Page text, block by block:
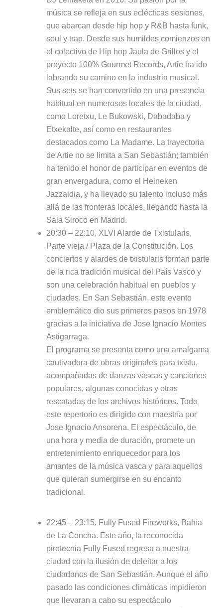
música se refleja en sus eclécticas sesiones,
que abarcan desde hip hop y R&B hasta funk,
soul y trap. Desde sus humildes comienzos en
el colectivo de Hip hop Jaula de Grillos y el
proyecto 100% Gourmet Records, Artie ha ido
labrando su camino en la industria musical.
Sus sets se han convertido en una presencia
habitual en numerosos locales de la ciudad,
como Loretxu, Le Bukowski, Dabadaba y
Etxekalte, así como en restaurantes
destacados como La Madame. La trayectoria
de Artie no se limita a San Sebastián; también
ha tenido el honor de participar en eventos de
gran envergadura, como el Heineken
Jazzaldia, y ha llevado su talento incluso más
allá de las fronteras locales, llegando hasta la
Sala Siroco en Madrid.
20:30 – 22:10, XLVI Alarde de Txistularis,
Parte vieja / Plaza de la Constitución. Los
conciertos y alardes de txistularis forman parte
de la rica tradición musical del País Vasco y
son una celebración habitual en pueblos y
ciudades. En San Sebastián, este evento
emblemático dio sus primeros pasos en 1978
gracias a la iniciativa de Jose Ignacio Montes
Astigarraga.
El programa se presenta como una amalgama
cautivadora de obras originales para txistu,
acompañadas de danzas vascas y canciones
populares, algunas conocidas y otras
rescatadas de los archivos históricos. Todo
este repertorio es dirigido con maestría por
Jose Ignacio Ansorena. El espectáculo, de
una hora y media de duración, promete un
entretenimiento enriquecedor para los
amantes de la música vasca y para aquellos
que quieran sumergirse en su encanto
tradicional.
22:45 – 23:15, Fully Fused Fireworks, Bahía
de La Concha. Este año, la reconocida
pirotecnia Fully Fused regresa a nuestra
ciudad con la ilusión de deleitar a los
ciudadanos de San Sebastián. Aunque el año
pasado las condiciones climáticas impidieron
que llevaran a cabo su espectáculo